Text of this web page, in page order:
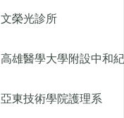
文榮光診所
高雄醫學大學附設中和
亞東技術學院護理系